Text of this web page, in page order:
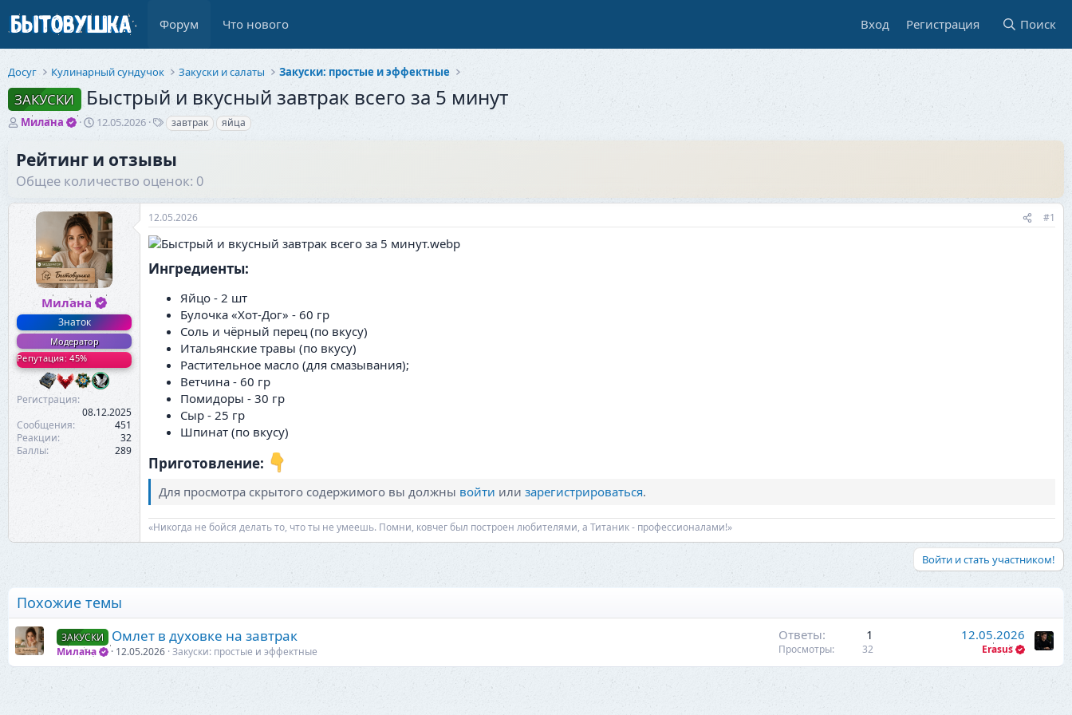
Форум Что нового Вход Регистрация Поиск
Досуг Кулинарный сундучок Закуски и салаты Закуски: простые и эффектные
ЗАКУСКИ Быстрый и вкусный завтрак всего за 5 минут
А
о
р
е
Милана
Д
а
н
ч
а
л
а
12.05.2026
Т
и
завтрак яйца
Рейтинг и отзывы
Общее количество оценок: 0
Милана
Знаток
Модератор
Репутация: 45%
Регистрация
08.12.2025
Сообщения
451
Реакции
32
Баллы
289
12.05.2026 #1
Ингредиенты:​
Яйцо - 2 шт
Булочка «Хот-Дог» - 60 гр
Соль и чёрный перец (по вкусу)
Итальянские травы (по вкусу)
Растительное масло (для смазывания);
Ветчина - 60 гр
Помидоры - 30 гр
Сыр - 25 гр
Шпинат (по вкусу)
Приготовление:
Для просмотра скрытого содержимого вы должны войти или зарегистрироваться.
«Никогда не бойся делать то, что ты не умеешь. Помни, ковчег был построен любителями, а Титаник - профессионалами!»
Войти и стать участником!
Похожие темы
ЗАКУСКИ Омлет в духовке на завтрак
Милана 12.05.2026 Закуски: простые и эффектные
Ответы 1
Просмотры 32
12.05.2026
Erasus